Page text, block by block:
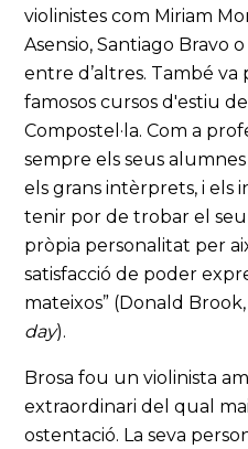
violinistes com Miriam
Asensio, Santiago Bravo
entre d’altres. També va
famosos cursos d'estiu
Compostel·la. Com a
sempre els seus
els grans intèrprets, i els
tenir por de trobar el seu
pròpia personalitat per
satisfacció de poder
mateixos” (Donald Brook,
day).
Brosa fou un violinista
extraordinari del qual
ostentació. La seva